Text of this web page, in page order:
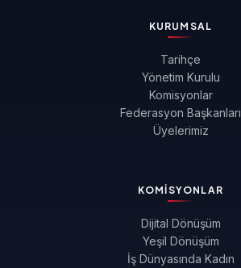
KURUMSAL
Tarihçe
Yönetim Kurulu
Komisyonlar
Federasyon Başkanları
Üyelerimiz
KOMISYONLAR
Dijital Dönüşüm
Yeşil Dönüşüm
İş Dünyasında Kadın